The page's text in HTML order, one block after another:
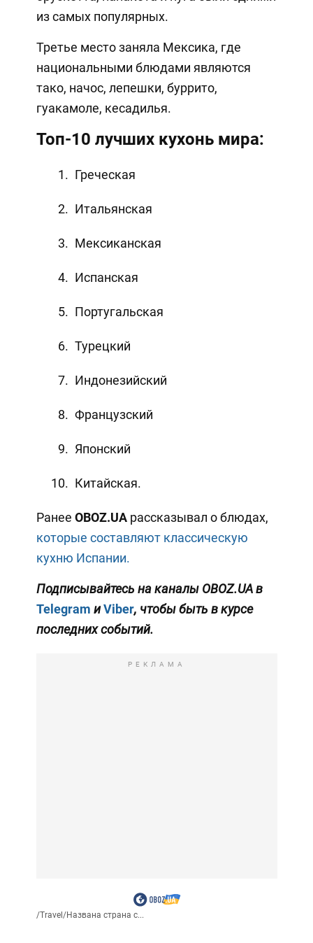
из самых популярных.
Третье место заняла Мексика, где
национальными блюдами являются
тако, начос, лепешки, буррито,
гуакамоле, кесадилья.
Топ-10 лучших кухонь мира:
Греческая
Итальянская
Мексиканская
Испанская
Португальская
Турецкий
Индонезийский
Французский
Японский
Китайская.
Ранее OBOZ.UA рассказывал о блюдах,
которые составляют классическую
кухню Испании.
Подписывайтесь на каналы OBOZ.UA в
Telegram иViber, чтобы быть в курсе
последних событий.
РЕКЛАМА
/Travel/Названа страна с...